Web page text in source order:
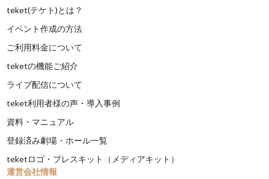
teket(テケト)とは？
イベント作成の方法
ご利用料金について
teketの機能ご紹介
ライブ配信について
teket利用者様の声・導入事例
資料・マニュアル
登録済み劇場・ホール一覧
teketロゴ・プレスキット（メディアキット）
運営会社情報